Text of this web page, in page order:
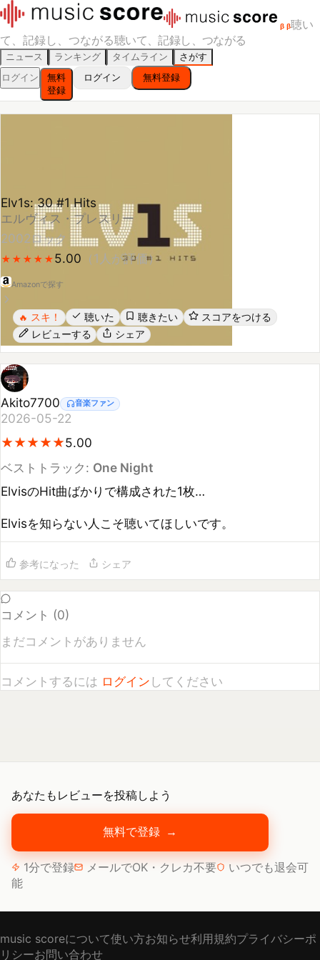
β β聴い
て、記録し、つながる聴いて、記録し、つながる
ニュース ランキング タイムライン
さがす
ログイン
無料
登録
ログイン 無料登録
エルヴィス・プレスリー
2002ロック
★
★★
★★
★ ★
★★
★5.00（1人が評価）
Amazonで探す
レビューする シェア
Akito7700
2026-05-22
★
★★
★★
★ ★
★★
★5.00
Elvisを知らない人こそ聴いてほしいです。
参考になった シェア
コメント (0 )
まだコメントがありません
あなたもレビューを投稿しよう
無料で登録 →
1分で登録 メールでOK・クレカ不要
いつでも退会可
能
music scoreについて使い方お知らせ利用規約プライバシーポ
リシーお問い合わせ